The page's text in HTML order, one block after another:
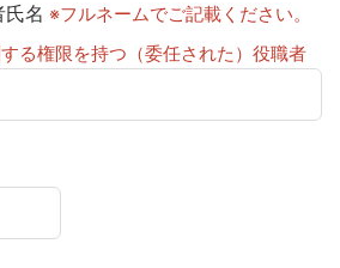
名 ※フルネームでご記載ください。
る権限を持つ（委任された）役職者